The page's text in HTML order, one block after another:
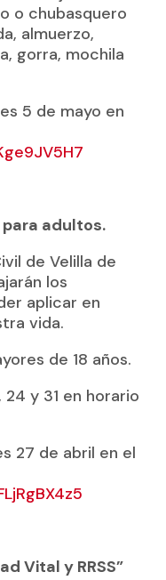
o chubasquero
almuerzo,
gorra, mochila
5 de mayo en
adultos.
de Velilla de
los
aplicar en
vida.
de 18 años.
24 y 31 en horario
27 de abril en el
Vital y RRSS”